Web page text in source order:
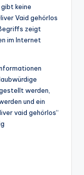
keine
Vaid gehörlos
zeigt
im Internet
werden,
und ein
vaid gehörlos“